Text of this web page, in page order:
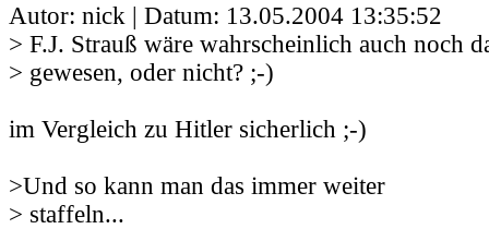
Autor: nick | Datum: 13.05.2004 13:35:52
> F.J. Strauß wäre wahrscheinlich auch noch
> gewesen, oder nicht? ;-)
im Vergleich zu Hitler sicherlich ;-)
>Und so kann man das immer weiter
> staffeln...